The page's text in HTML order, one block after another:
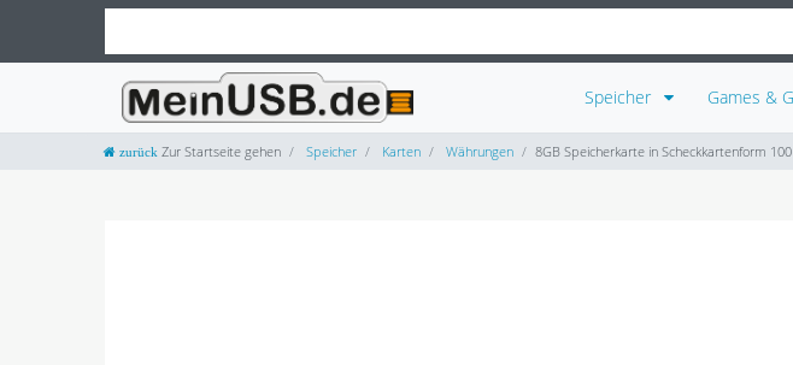
Speicher Games &
Zur Startseite gehen Speicher Karten Währungen 8GB Speicherkarte in Scheckkartenform